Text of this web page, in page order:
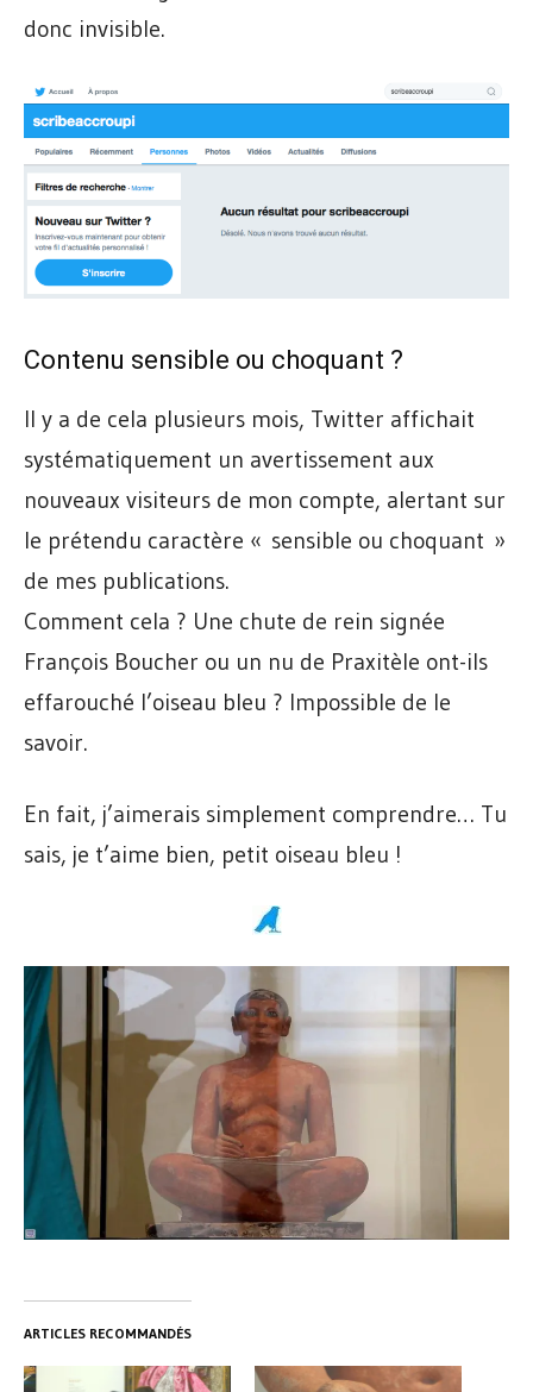
donc invisible.
Contenu sensible ou choquant ?
Il y a de cela plusieurs mois, Twitter affichait
systématiquement un avertissement aux
nouveaux visiteurs de mon compte, alertant sur
le prétendu caractère « sensible ou choquant »
de mes publications.
Comment cela ? Une chute de rein signée
François Boucher ou un nu de Praxitèle ont-ils
effarouché l’oiseau bleu ? Impossible de le
savoir.
En fait, j’aimerais simplement comprendre… Tu
sais, je t’aime bien, petit oiseau bleu !
ARTICLES RECOMMANDÉS